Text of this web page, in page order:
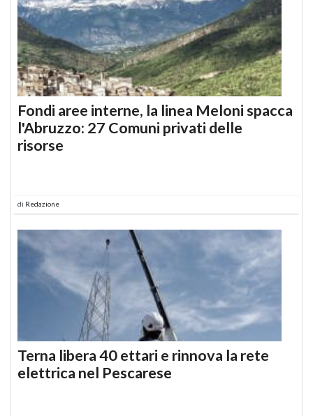
Fondi aree interne, la linea Meloni spacca
l'Abruzzo: 27 Comuni privati delle
risorse
di Redazione
Terna libera 40 ettari e rinnova la rete
elettrica nel Pescarese